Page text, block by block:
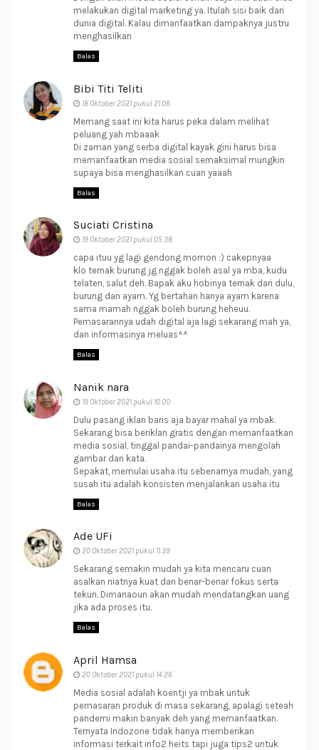
melakukan digital marketing ya. Itulah sisi baik dari
dunia digital. Kalau dimanfaatkan dampaknya justru
menghasilkan
Balas
Bibi Titi Teliti
18 Oktober 2021 pukul 21.06
Memang saat ini kita harus peka dalam melihat
peluang yah mbaaak
Di zaman yang serba digital kayak gini harus bisa
memanfaatkan media sosial semaksimal mungkin
supaya bisa menghasilkan cuan yaaah
Balas
Suciati Cristina
19 Oktober 2021 pukul 05.38
capa ituu yg lagi gendong momon :) cakepnyaa
klo ternak burung jg nggak boleh asal ya mba, kudu
telaten, salut deh. Bapak aku hobinya ternak dari dulu,
burung dan ayam. Yg bertahan hanya ayam karena
sama mamah nggak boleh burung heheuu.
Pemasarannya udah digital aja lagi sekarang mah ya,
dan informasinya meluas^^
Balas
Nanik nara
19 Oktober 2021 pukul 10.00
Dulu pasang iklan baris aja bayar mahal ya mbak.
Sekarang bisa beriklan gratis dengan memanfaatkan
media sosial, tinggal pandai-pandainya mengolah
gambar dan kata.
Sepakat, memulai usaha itu sebenarnya mudah, yang
susah itu adalah konsisten menjalankan usaha itu
Balas
Ade UFi
20 Oktober 2021 pukul 11.39
Sekarang semakin mudah ya kita mencaru cuan
asalkan niatnya kuat dan benar-benar fokus serta
tekun. Dimanaoun akan mudah mendatangkan uang
jika ada proses itu.
Balas
April Hamsa
20 Oktober 2021 pukul 14.26
Media sosial adalah koentji ya mbak untuk
pemasaran produk di masa sekarang, apalagi seteah
pandemi makin banyak deh yang memanfaatkan.
Ternyata Indozone tidak hanya memberikan
informasi terkait info2 heits tapi juga tips2 untuk